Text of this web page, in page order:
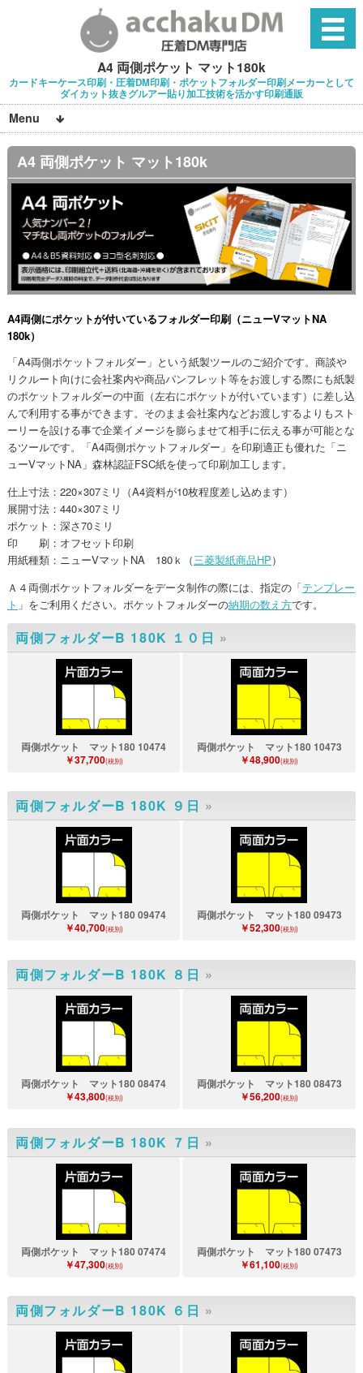
A4 両側ポケット マット180k
カードキーケース印刷・圧着DM印刷・ポケットフォルダー印刷メーカーとして
ダイカット抜きグルアー貼り加工技術を活かす印刷通販
Menu
A4 両側ポケット マット180k
A4両側にポケットが付いているフォルダー印刷（ニューVマットNA
180k）
「A4両側ポケットフォルダー」という紙製ツールのご紹介です。商談や
リクルート向けに会社案内や商品パンフレット等をお渡しする際にも紙製
のポケットフォルダーの中面（左右にポケットが付いています）に差し込
んで利用する事ができます。そのまま会社案内などお渡しするよりもスト
ーリーを設ける事で企業イメージを膨らませて相手に伝える事が可能とな
るツールです。「A4両側ポケットフォルダー」を印刷適正も優れた「ニ
ューVマットNA」森林認証FSC紙を使って印刷加工します。
仕上寸法：220×307ミリ（A4資料が10枚程度差し込めます）
展開寸法：440×307ミリ
ポケット：深さ70ミリ
印 刷：オフセット印刷
用紙種類：ニューVマットNA 180ｋ（三菱製紙商品HP）
Ａ４両側ポケットフォルダーをデータ制作の際には、指定の「テンプレー
ト 」をご利用ください。ポケットフォルダーの納期の数え方です。
両側フォルダーB 180K １０日 »
両側ポケット マット180 10474
￥37,700(税別)
両側ポケット マット180 10473
￥48,900(税別)
両側フォルダーB 180K ９日 »
両側ポケット マット180 09474
￥40,700(税別)
両側ポケット マット180 09473
￥52,300(税別)
両側フォルダーB 180K ８日 »
両側ポケット マット180 08474
￥43,800(税別)
両側ポケット マット180 08473
￥56,200(税別)
両側フォルダーB 180K ７日 »
両側ポケット マット180 07474
￥47,300(税別)
両側ポケット マット180 07473
￥61,100(税別)
両側フォルダーB 180K ６日 »